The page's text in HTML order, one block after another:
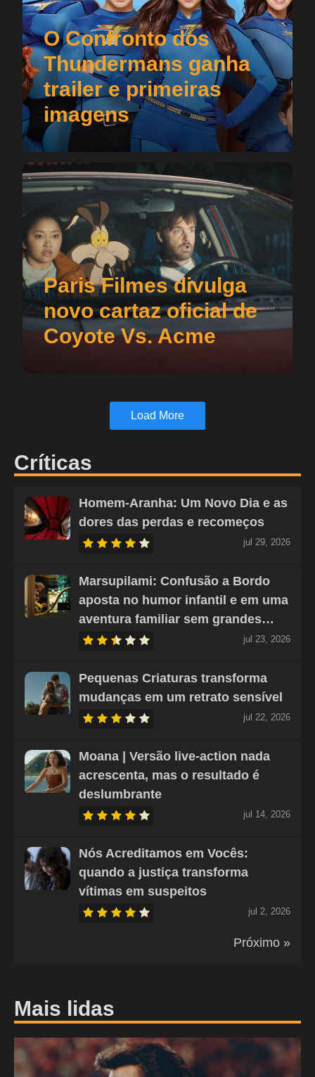
O Confronto dos
Thundermans ganha
trailer e primeiras
imagens
Paris Filmes divulga
novo cartaz oficial de
Coyote Vs. Acme
Load More
Críticas
Homem-Aranha: Um Novo Dia e as
dores das perdas e recomeços
jul 29, 2026
Marsupilami: Confusão a Bordo
aposta no humor infantil e em uma
aventura familiar sem grandes…
jul 23, 2026
Pequenas Criaturas transforma
mudanças em um retrato sensível
jul 22, 2026
Moana | Versão live-action nada
acrescenta, mas o resultado é
deslumbrante
jul 14, 2026
Nós Acreditamos em Vocês:
quando a justiça transforma
vítimas em suspeitos
jul 2, 2026
Próximo »
Mais lidas